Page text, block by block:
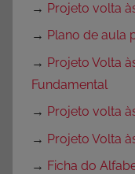
→ Projeto volta
→ Plano de aula
→ Projeto Volta
Fundamental
→ Projeto volta
→ Projeto Volta
→ Ficha do